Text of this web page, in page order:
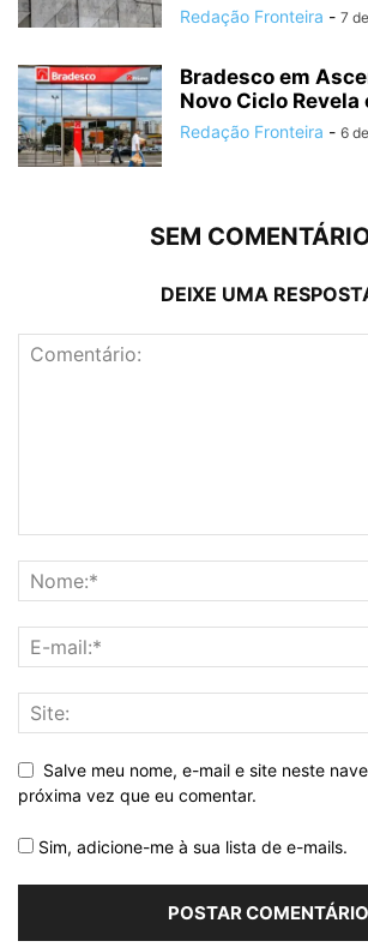
Redação Fronteira - 7
Bradesco em
Novo Ciclo Revela
Redação Fronteira - 6
SEM
DEIXE UMA
Salve meu nome, e-mail e site neste
próxima vez que eu comentar.
Sim, adicione-me à sua lista de e-mails.